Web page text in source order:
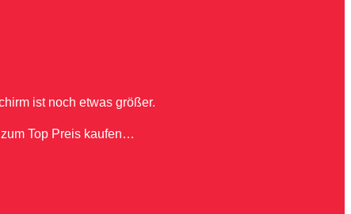
ist noch etwas größer.
Top Preis kaufen…